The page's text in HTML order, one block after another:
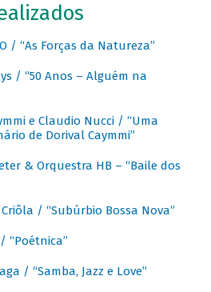
/ “As Forças da Natureza”
/ “50 Anos – Alguém na
e Claudio Nucci / “Uma
de Dorival Caymmi”
& Orquestra HB – “Baile dos
/ “Subúrbio Bossa Nova”
“Poétnica”
/ “Samba, Jazz e Love”